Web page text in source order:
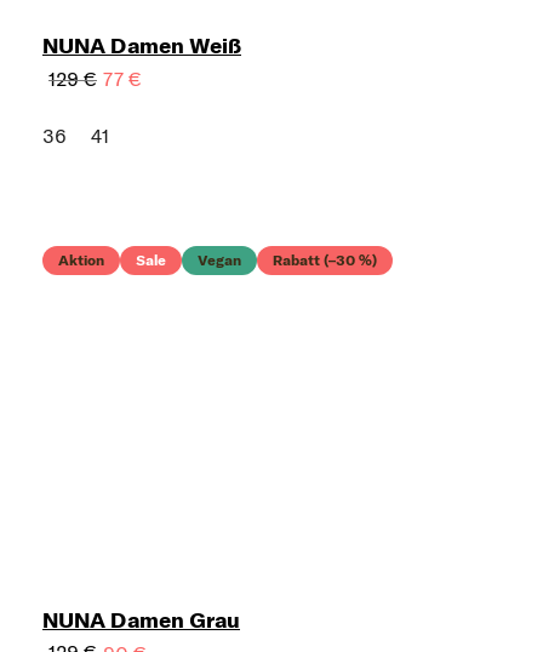
NUNA Damen Weiß
129 € 77 €
36 41
Aktion Sale Vegan Rabatt (–30 %)
NUNA Damen Grau